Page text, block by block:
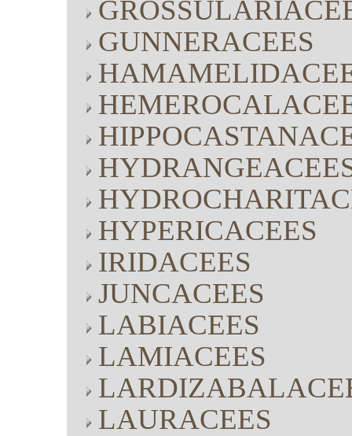
GUNNERACEES
HYPERICACEES
IRIDACEES
JUNCACEES
LABIACEES
LAMIACEES
LAURACEES